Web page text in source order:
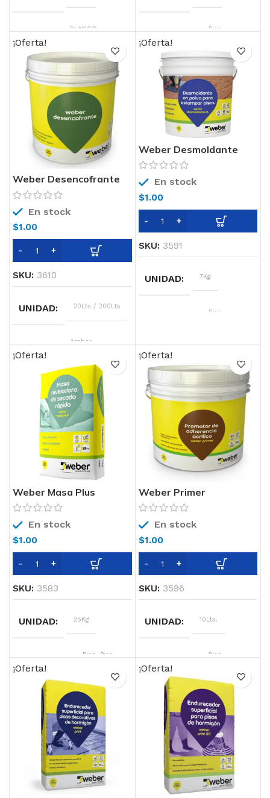
COLOR BLANCO SOPORTE Piso
COLOR BLANCO
¡Oferta!
Weber Desencofrante
En stock
$1.00
SKU: 3610
UNIDAD 20Lts / 200Lts
COLOR Ambar
¡Oferta!
Weber Desmoldante
En stock
$1.00
SKU: 3591
UNIDAD 7Kg
Piso
COLOR
¡Oferta!
Weber Masa Plus
En stock
$1.00
SKU: 3583
UNIDAD 25Kg
SOPORTE
Piso, Piso
Interna
COLOR gris
¡Oferta!
Weber Primer
En stock
$1.00
SKU: 3596
UNIDAD 10Lts.
SOPORTE Piso
COLOR BLANCO
¡Oferta! ¡Oferta!